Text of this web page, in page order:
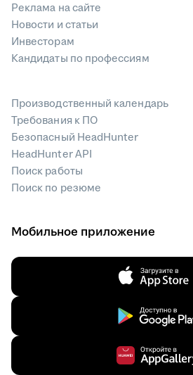
Реклама на сайте
Новости и статьи
Инвесторам
Кандидаты по профессиям
Производственный календарь
Требования к ПО
Безопасный HeadHunter
HeadHunter API
Поиск работы
Поиск по резюме
Мобильное приложение